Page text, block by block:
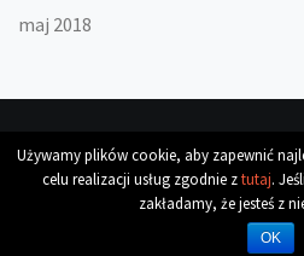
maj 2018
Copyright All Rights Reserved
Używamy plików cookie, aby zapewnić
celu realizacji usług zgodnie ztutaj.
zakładamy, że jesteś z
OK